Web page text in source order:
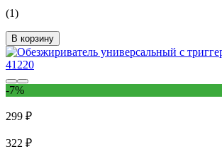
(1)
В корзину
-7%
299 ₽
322 ₽